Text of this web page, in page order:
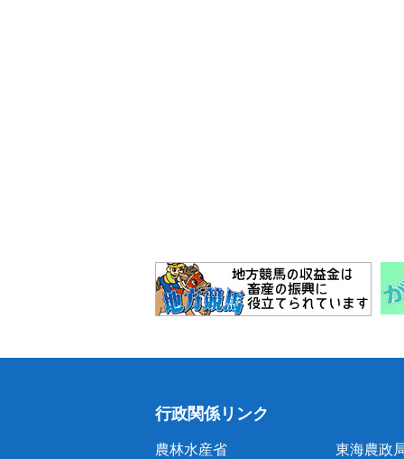
行政関係リンク
農林水産省 東海農政